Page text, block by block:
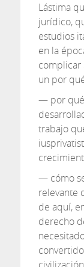
Lástima
jurídico,
estudios
en la
complicar
un por
— por qué
trabajo
— cómo
relevante
de aquí,
derecho